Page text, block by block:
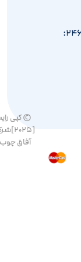
© کپی
آفاق